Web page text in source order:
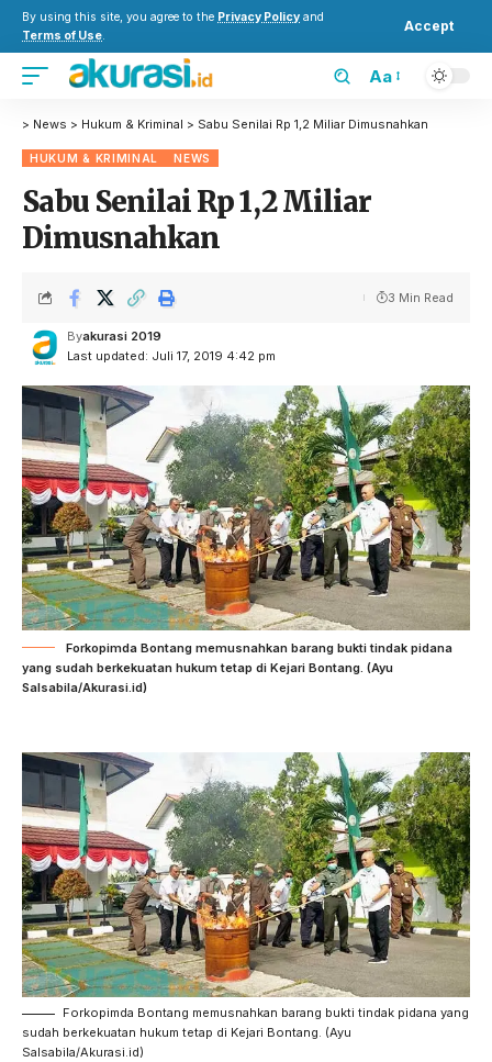
By using this site, you agree to the Privacy Policy and
Terms of Use.
Accept
Aa
> News > Hukum & Kriminal > Sabu Senilai Rp 1,2 Miliar Dimusnahkan
HUKUM & KRIMINAL NEWS
Sabu Senilai Rp 1,2 Miliar
Dimusnahkan
Last updated: Juli 17, 2019 4:42 pm
Byakurasi 2019
3 Min Read
Forkopimda Bontang memusnahkan barang bukti tindak pidana
yang sudah berkekuatan hukum tetap di Kejari Bontang. (Ayu
Salsabila/Akurasi.id)
Forkopimda Bontang memusnahkan barang bukti tindak pidana yang
sudah berkekuatan hukum tetap di Kejari Bontang. (Ayu
Salsabila/Akurasi.id)